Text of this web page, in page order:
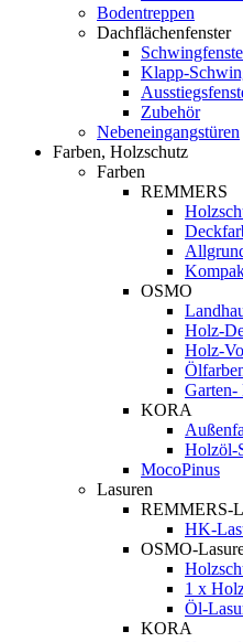
Bodentreppen
Dachflächenfenster
Klapp-
Zubehör
Nebeneingangstüren
Farben, Holzschutz
Farben
REMMERS
OSMO
Holz-
Holz-
Garten-
KORA
Holzöl-
MocoPinus
Lasuren
REMMERS-
HK-
OSMO-
1 x
Öl-
KORA